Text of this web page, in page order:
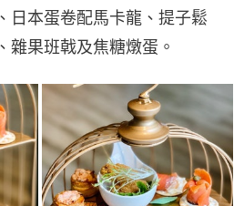
日本蛋卷配馬卡龍、提子鬆
雜果班戟及焦糖燉蛋。